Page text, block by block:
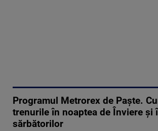
Programul Metrorex de Paște.
trenurile în noaptea de Înviere şi
sărbătorilor